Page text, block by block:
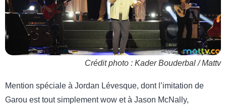
Crédit photo : Kader Bouderbal / Mattv
Mention spéciale à Jordan Lévesque, dont l’imitation de
Garou est tout simplement wow et à Jason McNally,